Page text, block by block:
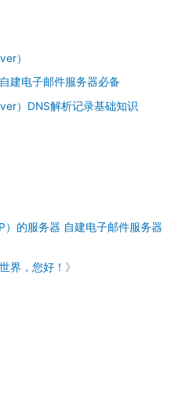
）
建电子邮件服务器必备
）DNS解析记录基础知识
）的服务器 自建电子邮件服务器
世界，您好！ 》